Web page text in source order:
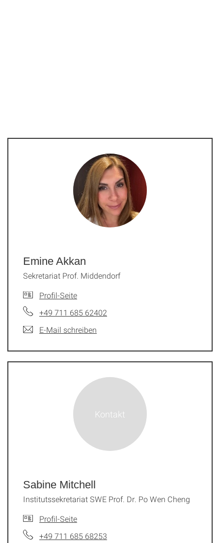
Emine Akkan
Sekretariat Prof. Middendorf
Profil-Seite
+49 711 685 62402
E-Mail schreiben
Sabine Mitchell
Institutssekretariat SWE Prof. Dr. Po Wen Cheng
Profil-Seite
+49 711 685 68253